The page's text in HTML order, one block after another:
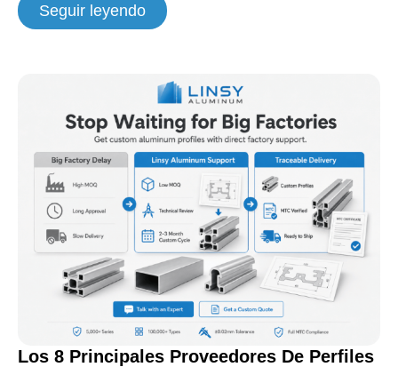
Seguir leyendo
Los 8 Principales Proveedores De Perfiles